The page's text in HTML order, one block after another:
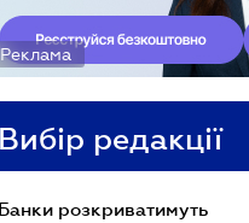
Реклама
Вибір редакції
Банки розкриватимуть